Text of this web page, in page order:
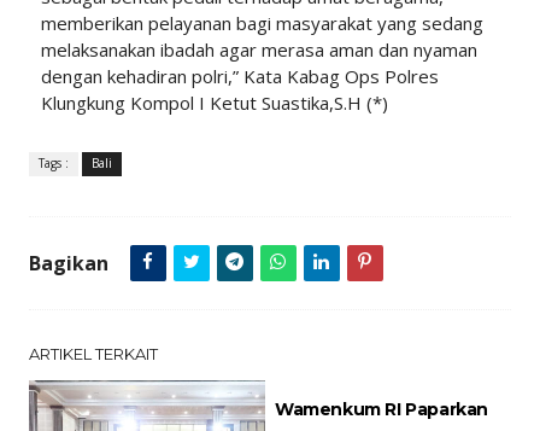
memberikan pelayanan bagi masyarakat yang sedang
melaksanakan ibadah agar merasa aman dan nyaman
dengan kehadiran polri,” Kata Kabag Ops Polres
Klungkung Kompol I Ketut Suastika,S.H (*)
Tags : Bali
Bagikan
ARTIKEL TERKAIT
Wamenkum RI Paparkan